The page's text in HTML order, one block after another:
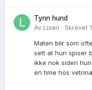
Tynn hund
Av Lisen · Skrevet
Maten blir som
sett at hun spiser
ikke nok siden
en time hos